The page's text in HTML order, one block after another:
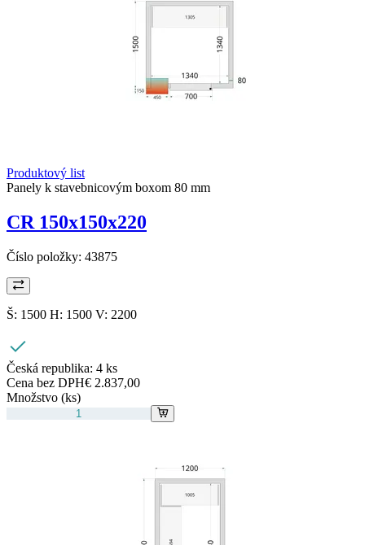
Produktový list
Panely k stavebnicovým boxom 80 mm
CR 150x150x220
Číslo položky: 43875
Š: 1500 H: 1500 V: 2200
Česká republika: 4 ks
Cena bez DPH€ 2.837,00
Množstvo (ks)